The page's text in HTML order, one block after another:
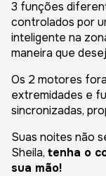
3 funções
controlados por
inteligente na
maneira que
Os 2 motores
extremidades e
sincronizadas,
Suas noites não
Sheila, tenha o
sua mão!